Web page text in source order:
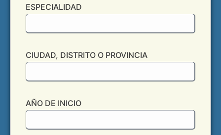
ESPECIALIDAD
CIUDAD, DISTRITO O PROVINCIA
AÑO DE INICIO